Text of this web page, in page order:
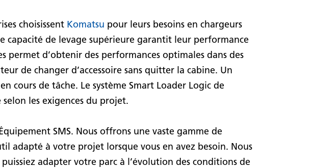
choisissent Komatsu pour leurs besoins en chargeurs
capacité de levage supérieure garantit leur performance
permet d’obtenir des performances optimales dans des
de changer d’accessoire sans quitter la cabine. Un
cours de tâche. Le système Smart Loader Logic de
les exigences du projet.
SMS. Nous offrons une vaste gamme de
adapté à votre projet lorsque vous en avez besoin. Nous
adapter votre parc à l’évolution des conditions de